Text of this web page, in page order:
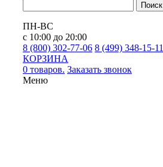
Поиск
ПН-ВС
с 10:00 до 20:00
8 (800) 302-77-06 8 (499) 348-15-11
КОРЗИНА
0 товаров. Заказать звонок
Меню